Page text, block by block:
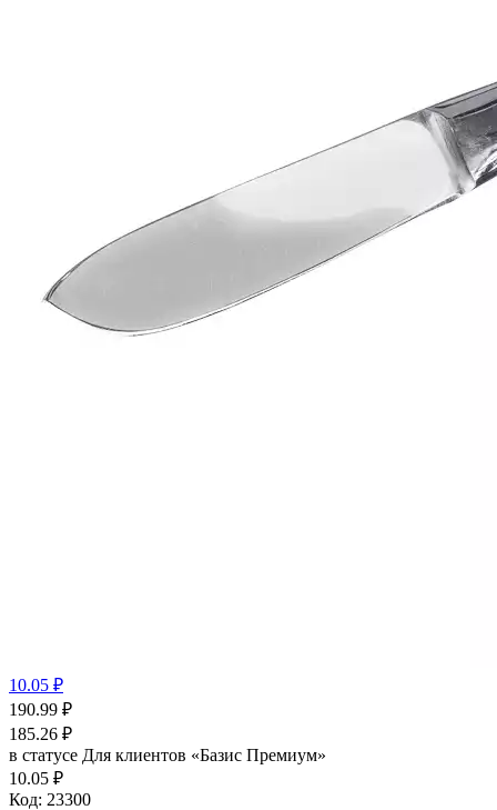
10.05 ₽
190.99 ₽
185.26 ₽
в статусе Для клиентов «Базис Премиум»
10.05 ₽
Код: 23300